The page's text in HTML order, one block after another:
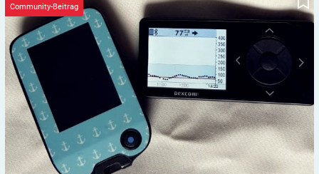
Community-Beitrag